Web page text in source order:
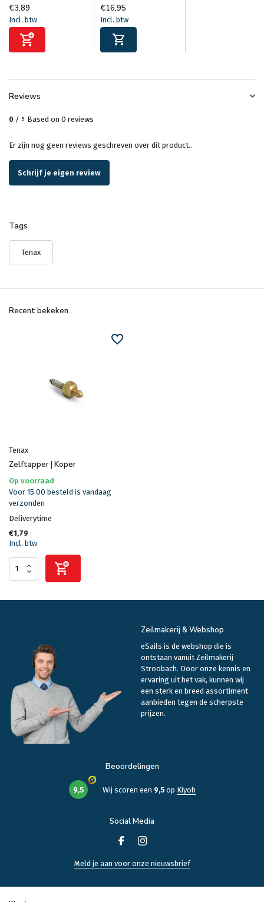
€3,89
Incl. btw
€16,95
Incl. btw
Reviews
0 / 5 Based on 0 reviews
Er zijn nog geen reviews geschreven over dit product..
Schrijf je eigen review
Tags
Tenax
Recent bekeken
Tenax
Zelftapper | Koper
Op voorraad
Voor 15.00 besteld is vandaag
verzonden
Deliverytime
€1,79
Incl. btw
Zeilmakerij & Webshop
eSails is de webshop die is
ontstaan vanuit Zeilmakerij
Stroobach. Door onze kennis en
ervaring uit het vak, kunnen wij
een sterk en breed assortiment
aanbieden tegen de scherpste
prijzen.
Beoordelingen
9,5 Wij scoren een 9,5op Kiyoh
Social Media
Meld je aan voor onze nieuwsbrief